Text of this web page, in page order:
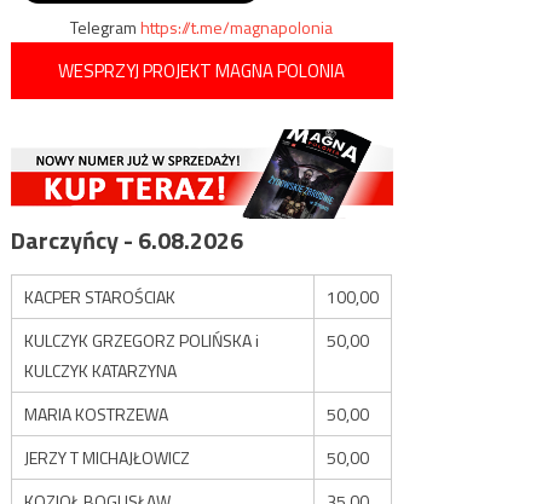
Telegramhttps://t.me/magnapolonia
WESPRZYJ PROJEKT MAGNA POLONIA
Darczyńcy - 6.08.2026
KACPER STAROŚCIAK
100,00
KULCZYK GRZEGORZ POLIŃSKA i
KULCZYK KATARZYNA
50,00
MARIA KOSTRZEWA
50,00
JERZY T MICHAJŁOWICZ
50,00